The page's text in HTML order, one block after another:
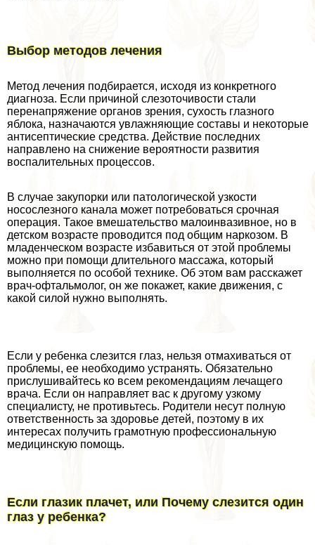
Выбор методов лечения
Метод лечения подбирается, исходя из конкретного
диагноза. Если причиной слезоточивости стали
перенапряжение органов зрения, сухость глазного
яблока, назначаются увлажняющие составы и некоторые
антисептические средства. Действие последних
направлено на снижение вероятности развития
воспалительных процессов.
В случае закупорки или патологической узкости
носослезного канала может потребоваться срочная
операция. Такое вмешательство малоинвазивное, но в
детском возрасте проводится под общим наркозом. В
младенческом возрасте избавиться от этой проблемы
можно при помощи длительного массажа, который
выполняется по особой технике. Об этом вам расскажет
врач-офтальмолог, он же покажет, какие движения, с
какой силой нужно выполнять.
Если у ребенка слезится глаз, нельзя отмахиваться от
проблемы, ее необходимо устранять. Обязательно
прислушивайтесь ко всем рекомендациям лечащего
врача. Если он направляет вас к другому узкому
специалисту, не противьтесь. Родители несут полную
ответственность за здоровье детей, поэтому в их
интересах получить грамотную профессиональную
медицинскую помощь.
Если глазик плачет, или Почему слезится один
глаз у ребенка?